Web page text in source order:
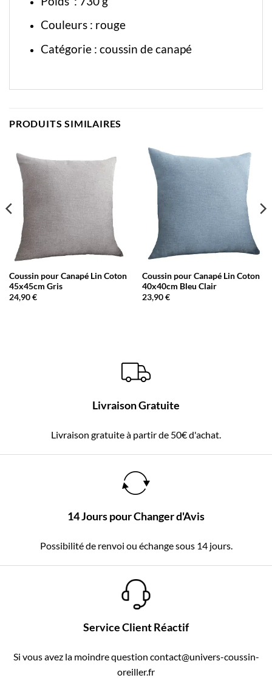
Couleurs : rouge
Catégorie : coussin de canapé
PRODUITS SIMILAIRES
Coussin pour Canapé Lin Coton
45x45cm Gris
24,90€
Coussin pour Canapé Lin Coton
40x40cm Bleu Clair
23,90€
Livraison Gratuite
Livraison gratuite à partir de 50€ d'achat.
14 Jours pour Changer d'Avis
Possibilité de renvoi ou échange sous 14 jours.
Service Client Réactif
Si vous avez la moindre question contact@univers-coussin-
oreiller.fr